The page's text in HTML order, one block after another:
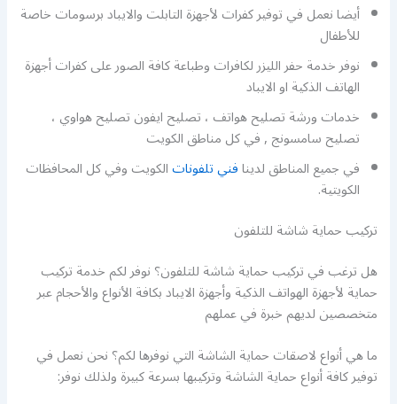
أيضا نعمل في توفير كفرات لأجهزة التابلت والايباد برسومات خاصة
للأطفال
نوفر خدمة حفر الليزر لكافرات وطباعة كافة الصور على كفرات أجهزة
الهاتف الذكية او الايباد
خدمات ورشة تصليح هواتف ، تصليح ايفون تصليح هواوي ،
تصليح سامسونج , في كل مناطق الكويت
في جميع المناطق لدينافني تلفوناتالكويت وفي كل المحافظات
الكويتية.
تركيب حماية شاشة للتلفون
هل ترغب في تركيب حماية شاشة للتلفون؟ نوفر لكم خدمة تركيب
حماية لأجهزة الهواتف الذكية وأجهزة الايباد بكافة الأنواع والأحجام عبر
متخصصين لديهم خبرة في عملهم
ما هي أنواع لاصقات حماية الشاشة التي نوفرها لكم؟ نحن نعمل في
توفير كافة أنواع حماية الشاشة وتركيبها بسرعة كبيرة ولذلك نوفر: